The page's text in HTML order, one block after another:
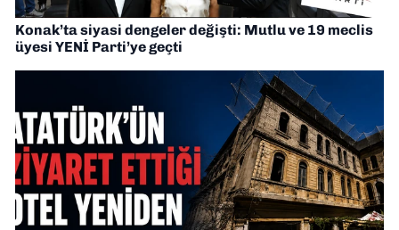
Konak’ta siyasi dengeler değişti: Mutlu ve 19 meclis
üyesi YENİ Parti’ye geçti